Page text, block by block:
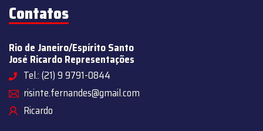
Contatos
Rio de Janeiro/Espírito Santo
José Ricardo Representações
Tel.: (21) 9 9791-0844
risinte.fernandes@gmail.com
Ricardo